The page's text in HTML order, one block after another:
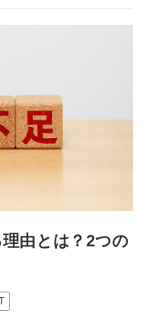
由とは？2つの